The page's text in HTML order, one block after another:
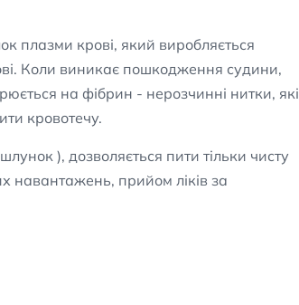
плазми крові, який виробляється
Коли виникає пошкодження судини,
на фібрин - нерозчинні нитки, які
кровотечу.
), дозволяється пити тільки чисту
навантажень, прийом ліків за